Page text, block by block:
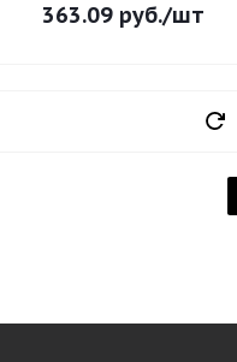
363.09 руб./шт